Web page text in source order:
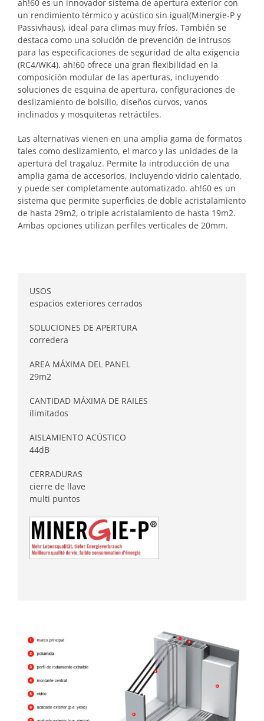
ah!60 es un innovador sistema de apertura exterior con
un rendimiento térmico y acústico sin igual(Minergie-P y
Passivhaus), ideal para climas muy fríos. También se
destaca como una solución de prevención de intrusos
para las especificaciones de seguridad de alta exigencia
(RC4/WK4). ah!60 ofrece una gran flexibilidad en la
composición modular de las aperturas, incluyendo
soluciones de esquina de apertura, configuraciones de
deslizamiento de bolsillo, diseños curvos, vanos
inclinados y mosquiteras retráctiles.
Las alternativas vienen en una amplia gama de formatos
tales como deslizamiento, el marco y las unidades de la
apertura del tragaluz. Permite la introducción de una
amplia gama de accesorios, incluyendo vidrio calentado,
y puede ser completamente automatizado. ah!60 es un
sistema que permite superficies de doble acristalamiento
de hasta 29m2, o triple acristalamiento de hasta 19m2.
Ambas opciones utilizan perfiles verticales de 20mm.
USOS
espacios exteriores cerrados
SOLUCIONES DE APERTURA
corredera
AREA MÁXIMA DEL PANEL
29m2
CANTIDAD MÁXIMA DE RAILES
ilimitados
AISLAMIENTO ACÚSTICO
44dB
CERRADURAS
cierre de llave
multi puntos